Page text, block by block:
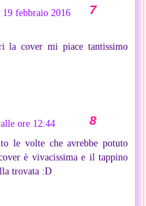
19 febbraio 2016
la cover mi piace tantissimo
ore 12:44
le volte che avrebbe potuto
è vivacissima e il tappino
trovata :D